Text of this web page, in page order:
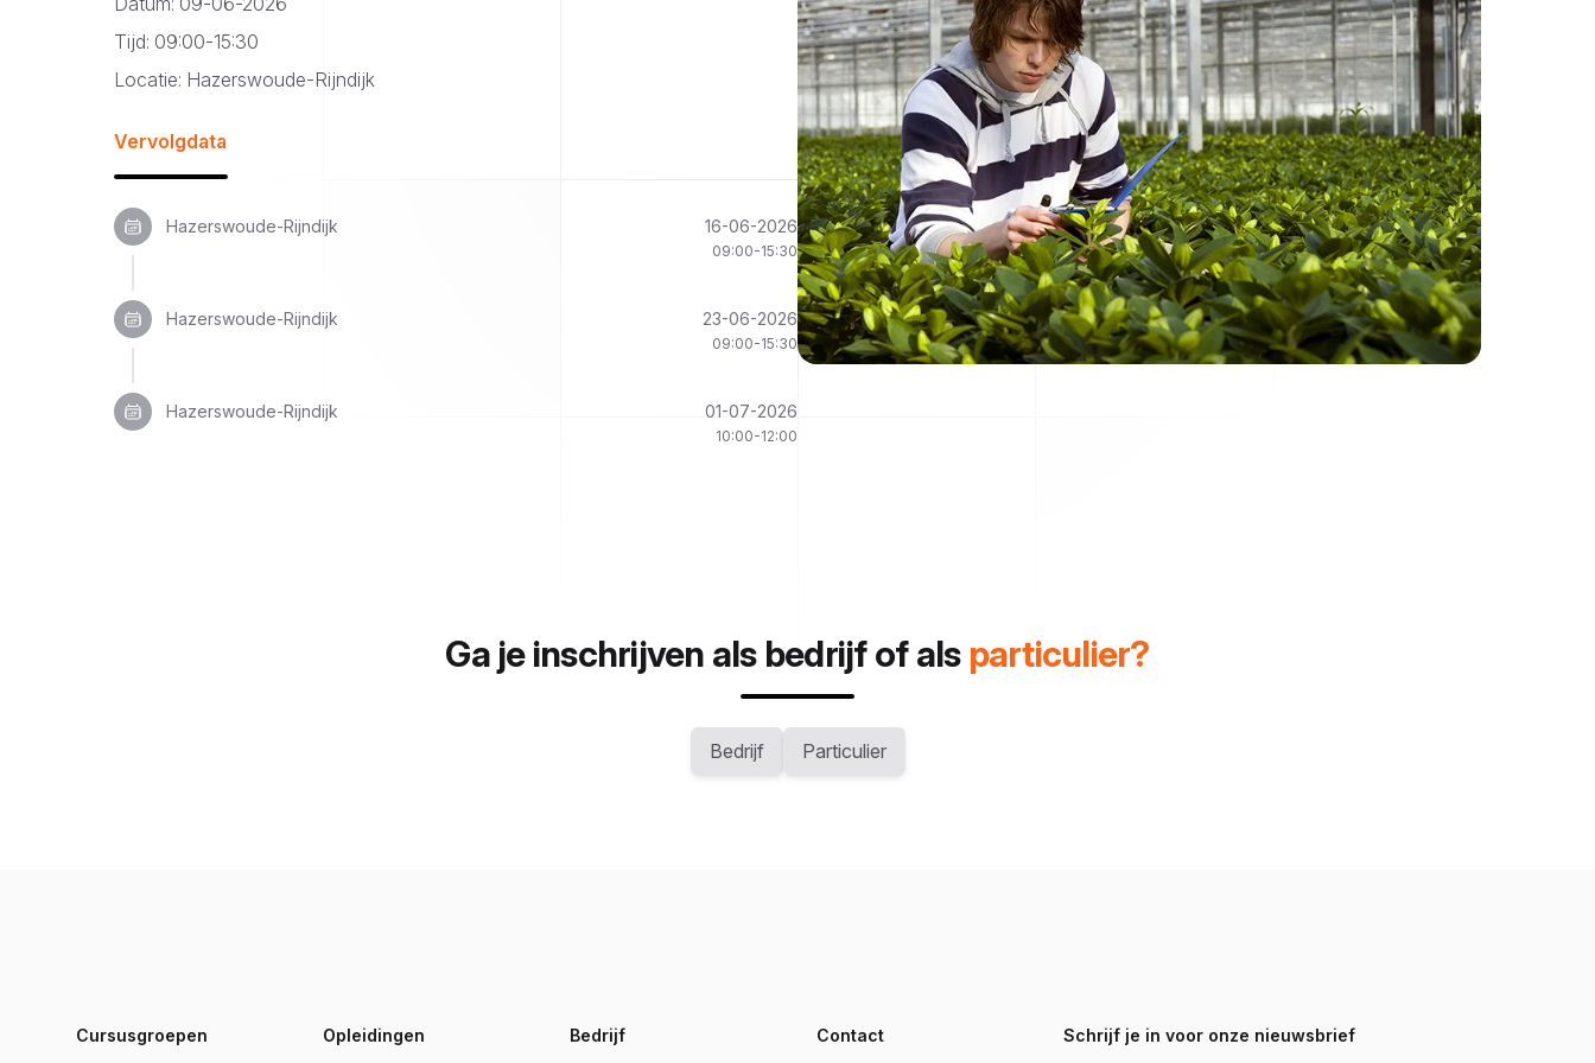
Tijd: 09:00-15:30
Locatie: Hazerswoude-Rijndijk
Vervolgdata
Hazerswoude-Rijndijk 16-06-2026
09:00-15:30
Hazerswoude-Rijndijk 23-06-2026
09:00-15:30
Hazerswoude-Rijndijk 01-07-2026
10:00-12:00
Ga je inschrijven als bedrijf of als particulier?
Bedrijf Particulier
Cursusgroepen Opleidingen Bedrijf Contact Schrijf je in voor onze nieuwsbrief